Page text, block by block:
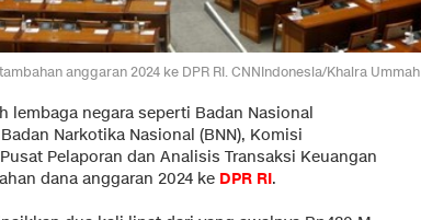
anggaran 2024 ke DPR RI. CNNIndonesia/Khaira Ummah
lembaga negara seperti Badan Nasional
Narkotika Nasional (BNN), Komisi
Pelaporan dan Analisis Transaksi Keuangan
dana anggaran 2024 ke DPR RI.